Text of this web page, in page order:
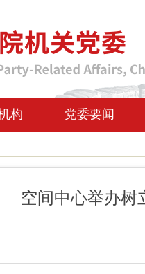
构 党委要闻
空间中心举办树